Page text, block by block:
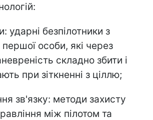
ударні безпілотники з
особи, які через
складно збити і
при зіткненні з ціллю;
зв'язку: методи захисту
між пілотом та